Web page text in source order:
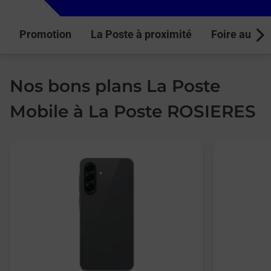
Promotion La Poste à proximité Foire aux
Nos bons plans La Poste
Mobile à La Poste ROSIERES